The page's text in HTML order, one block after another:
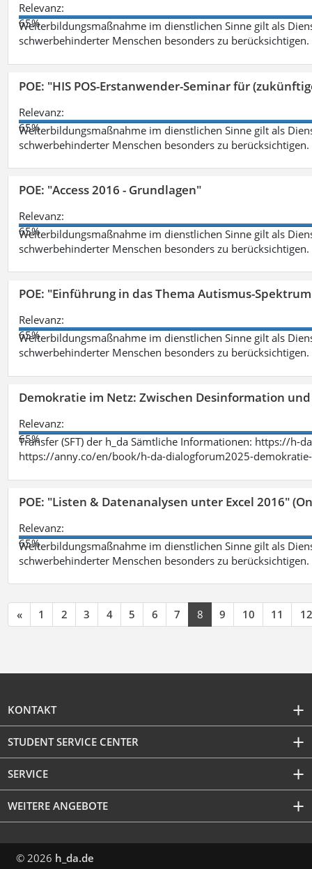
Relevanz:
65%
Weiterbildungsmaßnahme im dienstlichen Sinne gilt als
schwerbehinderter Menschen besonders zu berücksichtigen.
POE: "HIS POS-Erstanwender-Seminar für
Relevanz:
65%
Weiterbildungsmaßnahme im dienstlichen Sinne gilt als
schwerbehinderter Menschen besonders zu berücksichtigen.
POE: "Access 2016 - Grundlagen"
Relevanz:
65%
Weiterbildungsmaßnahme im dienstlichen Sinne gilt als
schwerbehinderter Menschen besonders zu berücksichtigen.
POE: "Einführung in das Thema Autismus-
Relevanz:
65%
Weiterbildungsmaßnahme im dienstlichen Sinne gilt als
schwerbehinderter Menschen besonders zu berücksichtigen.
Demokratie im Netz: Zwischen Desinformation
Relevanz:
65%
Transfer (SFT) der h_da Sämtliche Informationen: https://
https://anny.co/en/book/h-da-dialogforum2025-
POE: "Listen & Datenanalysen unter Excel 2016"
Relevanz:
65%
Weiterbildungsmaßnahme im dienstlichen Sinne gilt als
schwerbehinderter Menschen besonders zu berücksichtigen.
« 1 2 3 4 5 6 7 8 9 10 11 12
KONTAKT
STUDENT SERVICE CENTER
SERVICE
WEITERE ANGEBOTE
© 2026 h_da.de